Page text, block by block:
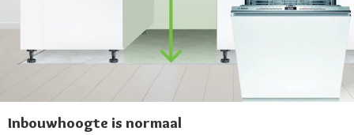
Inbouwhoogte is normaal